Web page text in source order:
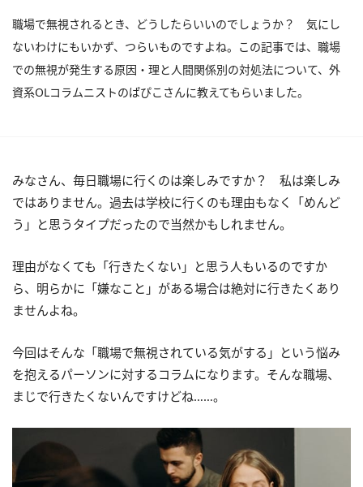
職場で無視されるとき、どうしたらいいのでしょうか？ 気にし
ないわけにもいかず、つらいものですよね。この記事では、職場
での無視が発生する原因・理と人間関係別の対処法について、外
資系OLコラムニストのぱぴこさんに教えてもらいました。
みなさん、毎日職場に行くのは楽しみですか？ 私は楽しみ
ではありません。過去は学校に行くのも理由もなく「めんど
う」と思うタイプだったので当然かもしれません。
理由がなくても「行きたくない」と思う人もいるのですか
ら、明らかに「嫌なこと」がある場合は絶対に行きたくあり
ませんよね。
今回はそんな「職場で無視されている気がする」という悩み
を抱えるパーソンに対するコラムになります。そんな職場、
まじで行きたくないんですけどね……。